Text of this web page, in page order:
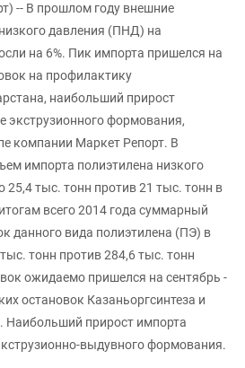
-- В прошлом году внешние
давления (ПНД) на
на 6%. Пик импорта пришелся на
на профилактику
наибольший прирост
экструзионного формования,
компании Маркет Репорт. В
импорта полиэтилена низкого
тыс. тонн против 21 тыс. тонн в
всего 2014 года суммарный
данного вида полиэтилена (ПЭ) в
тонн против 284,6 тыс. тонн
ожидаемо пришелся на сентябрь -
остановок Казаньоргсинтеза и
Наибольший прирост импорта
выдувного формования.